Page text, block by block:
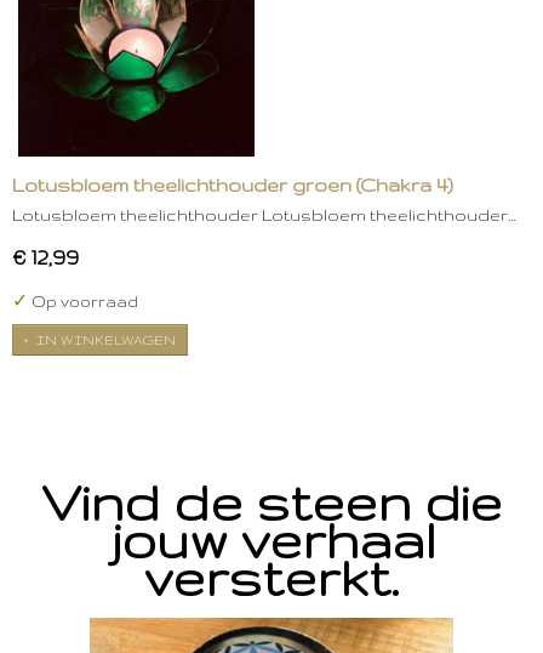
Lotusbloem theelichthouder groen (Chakra 4)
Lotusbloem theelichthouder Lotusbloem theelichthouder…
€ 12,99
✓ Op voorraad
IN WINKELWAGEN
Vind de steen die
jouw verhaal
versterkt.